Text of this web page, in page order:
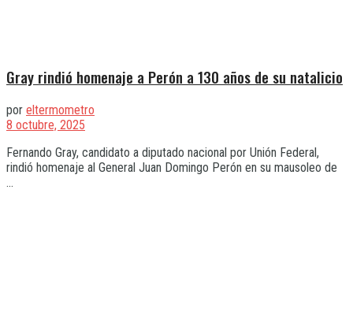
Gray rindió homenaje a Perón a 130 años de su natalicio
por eltermometro
8 octubre, 2025
Fernando Gray, candidato a diputado nacional por Unión Federal,
rindió homenaje al General Juan Domingo Perón en su mausoleo de
...